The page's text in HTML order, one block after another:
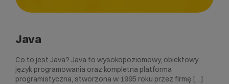
Java
Co to jest Java? Java to wysokopoziomowy, obiektowy
język programowania oraz kompletna platforma
programistyczna, stworzona w 1995 roku przez firmę […]